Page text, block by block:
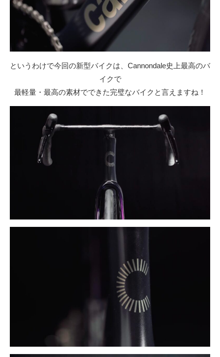
というわけで今回の新型バイクは、Cannondale史上最高のバ
イクで
最軽量・最高の素材でできた完璧なバイクと言えますね！